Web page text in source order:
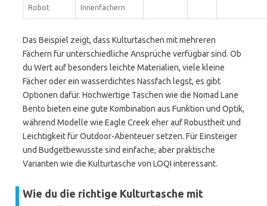
Robot
Innenfächern
Das Beispiel zeigt, dass Kulturtaschen mit mehreren
Fächern für unterschiedliche Ansprüche verfügbar sind. Ob
du Wert auf besonders leichte Materialien, viele kleine
Fächer oder ein wasserdichtes Nassfach legst, es gibt
Optionen dafür. Hochwertige Taschen wie die Nomad Lane
Bento bieten eine gute Kombination aus Funktion und Optik,
während Modelle wie Eagle Creek eher auf Robustheit und
Leichtigkeit für Outdoor-Abenteuer setzen. Für Einsteiger
und Budgetbewusste sind einfache, aber praktische
Varianten wie die Kulturtasche von LOQI interessant.
Wie du die richtige Kulturtasche mit